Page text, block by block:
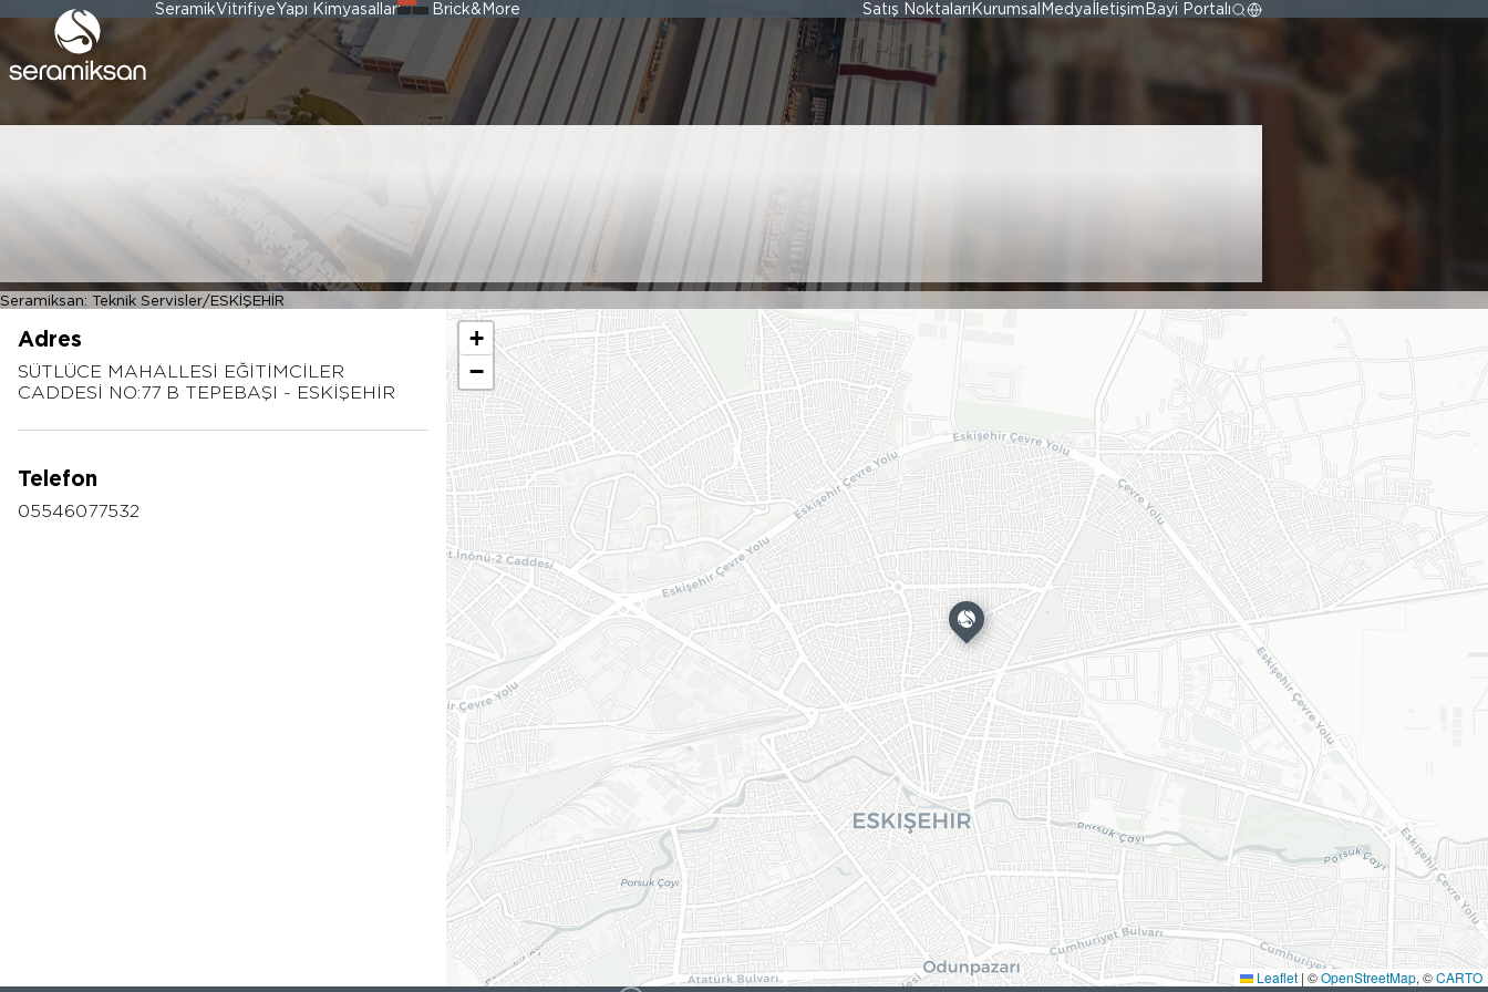
SeramikVitrifiyeYapı Kimyasalları Brick&More Satış Noktaları Kurumsal Medya İletişim Bayi Portalı
- İSMET ÇALIK
Seramiksan: Teknik Servisler ESKİŞEHİR
Adres
SÜTLÜCE MAHALLESİ EĞİTİMCİLER
CADDESİ NO:77 B TEPEBAŞI - ESKİŞEHİR
Telefon
05546077532
+
−
Leaflet | ©OpenStreetMap, ©CARTO